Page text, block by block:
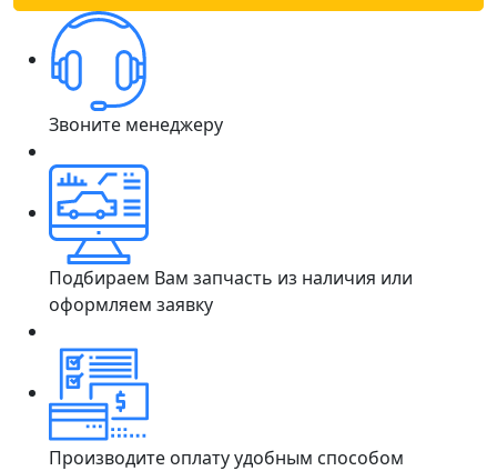
Звоните менеджеру
Подбираем Вам запчасть из наличия или
оформляем заявку
Производите оплату удобным способом